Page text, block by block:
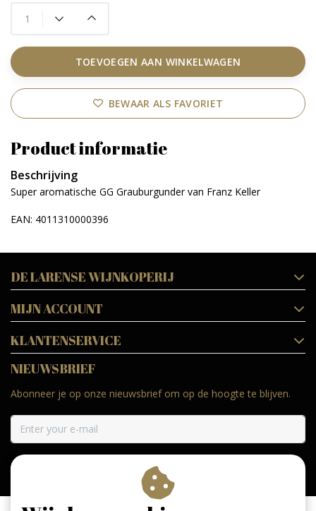
TOEVOEGEN AAN WINKELWAGEN
BEWAAR ALS FAVORIET
Product informatie
Beschrijving
Super aromatische GG Grauburgunder van Franz Keller
EAN: 4011310000396
DE LARENSE WIJNKOPERIJ
MIJN ACCOUNT
KLANTENSERVICE
NIEUWSBRIEF
Abonneer je op onze nieuwsbrief om op de hoogte te blijven.